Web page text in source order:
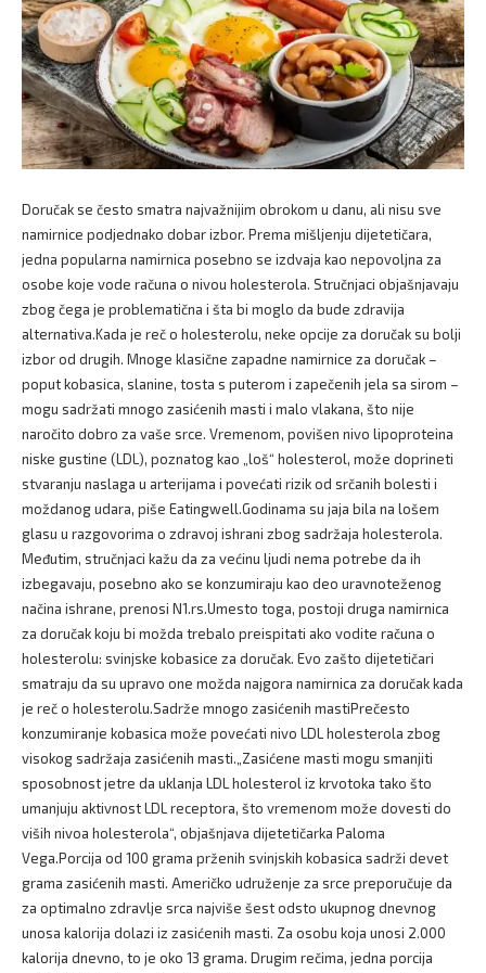
Doručak se često smatra najvažnijim obrokom u danu, ali nisu sve
namirnice podjednako dobar izbor. Prema mišljenju dijetetičara,
jedna popularna namirnica posebno se izdvaja kao nepovoljna za
osobe koje vode računa o nivou holesterola. Stručnjaci objašnjavaju
zbog čega je problematična i šta bi moglo da bude zdravija
alternativa.Kada je reč o holesterolu, neke opcije za doručak su bolji
izbor od drugih. Mnoge klasične zapadne namirnice za doručak –
poput kobasica, slanine, tosta s puterom i zapečenih jela sa sirom –
mogu sadržati mnogo zasićenih masti i malo vlakana, što nije
naročito dobro za vaše srce. Vremenom, povišen nivo lipoproteina
niske gustine (LDL), poznatog kao „loš“ holesterol, može doprineti
stvaranju naslaga u arterijama i povećati rizik od srčanih bolesti i
moždanog udara, piše Eatingwell.Godinama su jaja bila na lošem
glasu u razgovorima o zdravoj ishrani zbog sadržaja holesterola.
Međutim, stručnjaci kažu da za većinu ljudi nema potrebe da ih
izbegavaju, posebno ako se konzumiraju kao deo uravnoteženog
načina ishrane, prenosi N1.rs.Umesto toga, postoji druga namirnica
za doručak koju bi možda trebalo preispitati ako vodite računa o
holesterolu: svinjske kobasice za doručak. Evo zašto dijetetičari
smatraju da su upravo one možda najgora namirnica za doručak kada
je reč o holesterolu.Sadrže mnogo zasićenih mastiPrečesto
konzumiranje kobasica može povećati nivo LDL holesterola zbog
visokog sadržaja zasićenih masti.„Zasićene masti mogu smanjiti
sposobnost jetre da uklanja LDL holesterol iz krvotoka tako što
umanjuju aktivnost LDL receptora, što vremenom može dovesti do
viših nivoa holesterola“, objašnjava dijetetičarka Paloma
Vega.Porcija od 100 grama prženih svinjskih kobasica sadrži devet
grama zasićenih masti. Američko udruženje za srce preporučuje da
za optimalno zdravlje srca najviše šest odsto ukupnog dnevnog
unosa kalorija dolazi iz zasićenih masti. Za osobu koja unosi 2.000
kalorija dnevno, to je oko 13 grama. Drugim rečima, jedna porcija